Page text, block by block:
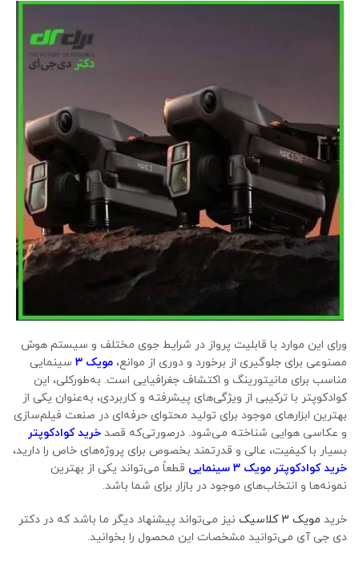
ورای این موارد با قابلیت پرواز در شرایط جوی مختلف و سیستم هوش
مصنوعی برای جلوگیری از برخورد و دوری از موانع، مویک ۳
سینمایی
مناسب برای مانیتورینگ و اکتشاف جغرافیایی است. به‌طورکلی، این
کوادکوپتر با ترکیبی از ویژگی‌های پیشرفته و کاربردی، به‌عنوان یکی از
بهترین ابزارهای موجود برای تولید محتوای حرفه‌ای در صنعت فیلم‌سازی
و عکاسی هوایی شناخته می‌شود. درصورتی‌که قصد خرید کوادکوپتر
بسیار با کیفیت، عالی و قدرتمند بخصوص برای پروژه‌های خاص را دارید،
خرید کوادکوپتر مویک ۳ سینمایی
قطعاً می‌تواند یکی از بهترین
نمونه‌ها و انتخاب‌های موجود در بازار برای شما باشد.
خرید مویک 3 کلاسیک
نیز می‌تواند پیشنهاد دیگر ما باشد که در دکتر
دی جی آی می‌توانید مشخصات این محصول را بخوانید.